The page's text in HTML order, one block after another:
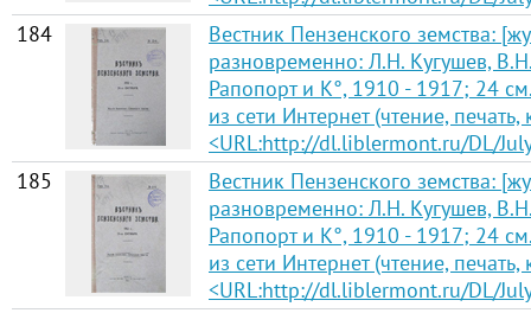
184
Вестник Пензенского земства:
разновременно: Л.Н. Кугушев,
Рапопорт и К°, 1910 - 1917; 24
из сети Интернет (чтение,
<URL:http://dl.liblermont.ru/DL/
185
Вестник Пензенского земства:
разновременно: Л.Н. Кугушев,
Рапопорт и К°, 1910 - 1917; 24
из сети Интернет (чтение,
<URL:http://dl.liblermont.ru/DL/